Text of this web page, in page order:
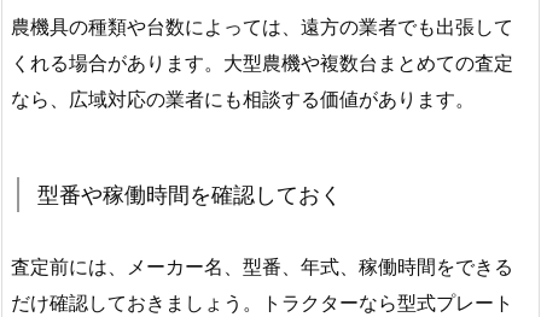
農機具の種類や台数によっては、遠方の業者でも出張して
くれる場合があります。大型農機や複数台まとめての査定
なら、広域対応の業者にも相談する価値があります。
型番や稼働時間を確認しておく
査定前には、メーカー名、型番、年式、稼働時間をできる
だけ確認しておきましょう。トラクターなら型式プレート